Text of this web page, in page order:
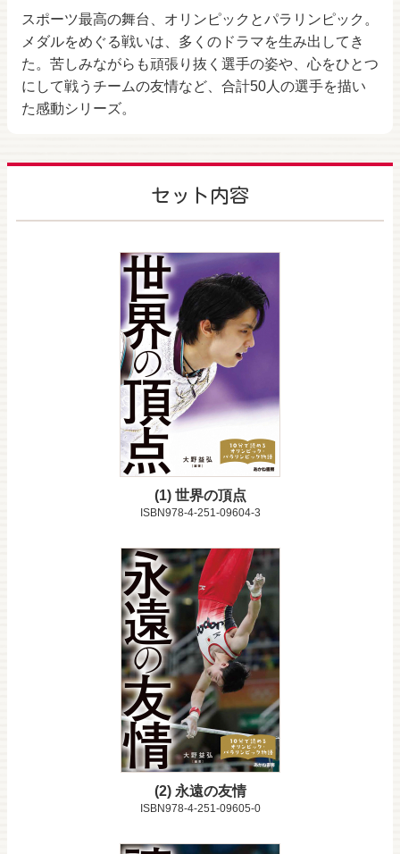
スポーツ最高の舞台、オリンピックとパラリンピック。
メダルをめぐる戦いは、多くのドラマを生み出してき
た。苦しみながらも頑張り抜く選手の姿や、心をひとつ
にして戦うチームの友情など、合計50人の選手を描い
た感動シリーズ。
セット内容
1 世界の頂点
ISBN978-4-251-09604-3
2 永遠の友情
ISBN978-4-251-09605-0